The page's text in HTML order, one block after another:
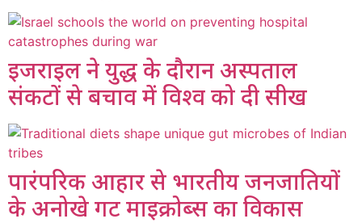
इजराइल ने युद्ध के दौरान अस्पताल
संकटों से बचाव में विश्व को दी सीख
पारंपरिक आहार से भारतीय जनजातियों
के अनोखे गट माइक्रोब्स का विकास